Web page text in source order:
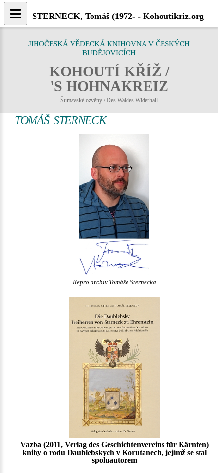
JIHOČESKÁ VĚDECKÁ KNIHOVNA V ČESKÝCH
BUDĚJOVICÍCH
KOHOUTÍ KŘÍŽ /
'S HOHNAKREIZ
Šumavské ozvěny / Des Waldes Widerhall
TOMÁŠ STERNECK
Repro archiv Tomáše Sternecka
Vazba (2011, Verlag des Geschichtenvereins für Kärnten)
knihy o rodu Daublebskych v Korutanech, jejímž se stal
spoluautorem
STERNECK, Tomáš (1972- - Kohoutikriz.org